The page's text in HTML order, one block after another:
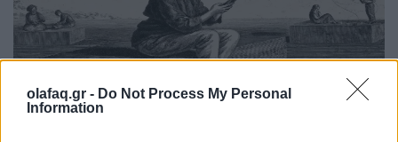
olafaq.gr - Do Not Process My Personal
Information